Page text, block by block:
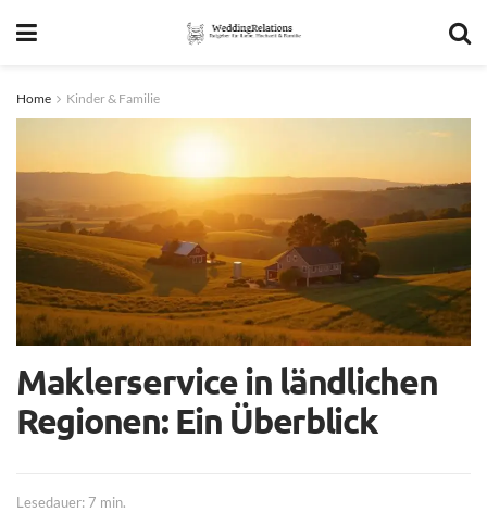
Home Kinder & Familie
Maklerservice in ländlichen
Regionen: Ein Überblick
Lesedauer: 7 min.